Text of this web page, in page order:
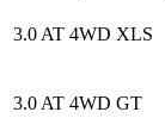
3.0 AT 4WD XLS
3.0 AT 4WD GT